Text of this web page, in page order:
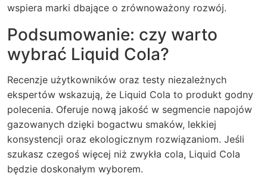
wspiera marki dbające o zrównoważony rozwój.
Podsumowanie: czy warto
wybrać Liquid Cola?
Recenzje użytkowników oraz testy niezależnych
ekspertów wskazują, że Liquid Cola to produkt godny
polecenia. Oferuje nową jakość w segmencie napojów
gazowanych dzięki bogactwu smaków, lekkiej
konsystencji oraz ekologicznym rozwiązaniom. Jeśli
szukasz czegoś więcej niż zwykła cola, Liquid Cola
będzie doskonałym wyborem.